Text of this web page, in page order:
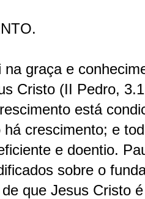
na graça e
Cristo (II Pedro,
está
há crescimento; e
e doentio.
sobre o
que Jesus Cristo